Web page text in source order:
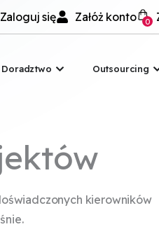
Zaloguj się Załóż konto 0
Doradztwo Open Doradztwo
Outsourcing
kierowników